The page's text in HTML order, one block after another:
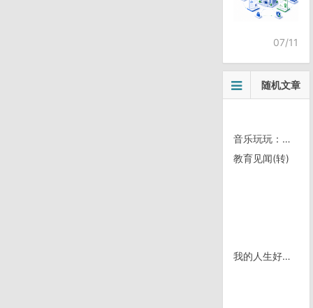
07/11
随机文章
音乐玩玩：《爱情三十六计》天津话版
教育见闻(转)
我的人生好无趣啊